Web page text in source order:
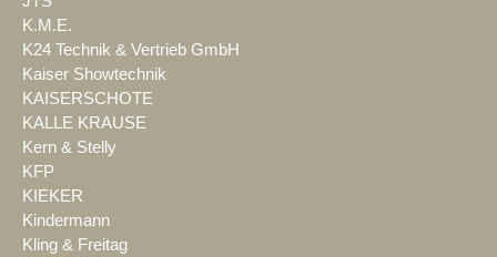
K.M.E.
K24 Technik & Vertrieb GmbH
Kaiser Showtechnik
KAISERSCHOTE
KALLE KRAUSE
Kern & Stelly
KFP
KIEKER
Kindermann
Kling & Freitag